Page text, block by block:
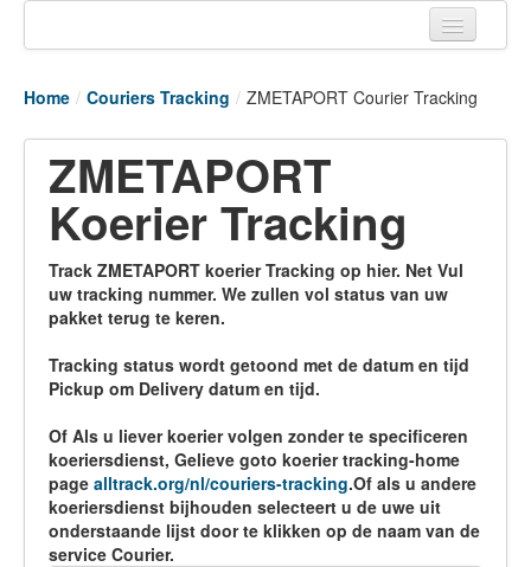
Tracking links
Couriers Tracking
Air Cargo Tracking
Vessel Tracking
Port Of Calls
Home / Couriers Tracking / ZMETAPORT Courier Tracking
ZMETAPORT
Koerier Tracking
Track ZMETAPORT koerier Tracking op hier. Net Vul
uw tracking nummer. We zullen vol status van uw
pakket terug te keren.
Tracking status wordt getoond met de datum en tijd
Pickup om Delivery datum en tijd.
Of Als u liever koerier volgen zonder te specificeren
koeriersdienst, Gelieve goto koerier tracking-home
page alltrack.org/nl/couriers-tracking.Of als u andere
koeriersdienst bijhouden selecteert u de uwe uit
onderstaande lijst door te klikken op de naam van de
service Courier.